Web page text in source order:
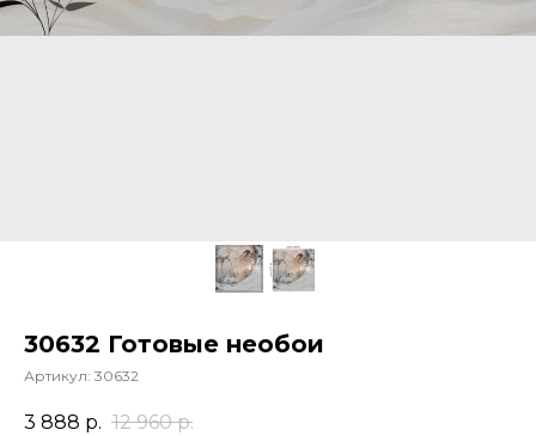
30632 Готовые необои
Артикул: 30632
3 888 р. 12 960 р.